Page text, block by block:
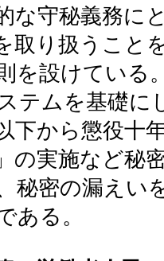
な守秘義務に
取り扱うこ
を設けている
テムを基礎に
下から懲役十
の実施など秘
秘密の漏えい
ある。